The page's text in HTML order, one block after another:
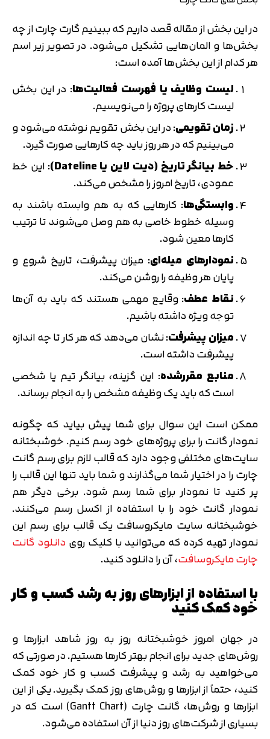
در این بخش از مقاله قصد داریم که ببینیم گارت چارت از چه
بخش‌ها و المان‌هایی تشکیل می‌شود. در تصویر زیر اسم
هر کدام از این بخش‌ها آمده است:
لیست وظایف یا فهرست فعالیت‌ها: در این بخش
لیست کارهای پروژه را می‌نویسیم.
زمان تقویمی: در این بخش تقویم نوشته می‌شود و
می‌بینیم که در هر روز باید چه کارهایی صورت گیرد.
خط بیانگر تاریخ (دیت لاین یاDateline
): این خط
عمودی، تاریخ امروز را مشخص می‌کند.
وابستگی‌ها: کارهایی که به هم وابسته باشند به
وسیله خطوط خاصی به هم وصل می‌شوند تا ترتیب
کارها معین شود.
نمودارهای میله‌ای: میزان پیشرفت، تاریخ شروع و
پایان هر وظیفه را روشن می‌کند.
نقاط عطف: وقایع مهمی هستند که باید به آن‌ها
توجه ویژه داشته باشیم.
میزان پیشرفت: نشان می‌دهد که هر کار تا چه اندازه
پیشرفت داشته است.
منابع مقررشده: این گزینه، بیانگر تیم یا شخصی
است که باید یک وظیفه مشخص را به انجام برساند.
ممکن است این سوال برای شما پیش بیاید که چگونه
نمودار گانت را برای پروژه‌های خود رسم کنیم. خوشبختانه
سایت‌های مختلفی وجود دارد که قالب لازم برای رسم گانت
چارت را در اختیار شما می‌گذارند و شما باید تنها این قالب را
پر کنید تا نمودار برای شما رسم شود. برخی دیگر هم
نمودار گانت خود را با استفاده از اکسل رسم می‌کنند.
خوشبختانه سایت مایکروسافت یک قالب برای رسم این
نمودار تهیه کرده که می‌توانید با کلیک روی دانلود گانت
چارت مایکروسافت، آن را دانلود کنید.
با استفاده از ابزارهای روز به رشد کسب و کار
خود کمک کنید
در جهان امروز خوشبختانه روز به روز شاهد ابزارها و
روش‌های جدید برای انجام بهتر کارها هستیم. در صورتی که
می‌خواهید به رشد و پیشرفت کسب و کار خود کمک
کنید، حتماً از ابزارها و روش‌های روز کمک بگیرید. یکی از این
ابزارها و روش‌ها، گانت چارت (Gantt Chart) است که در
بسیاری از شرکت‌های روز دنیا از آن استفاده می‌شود.